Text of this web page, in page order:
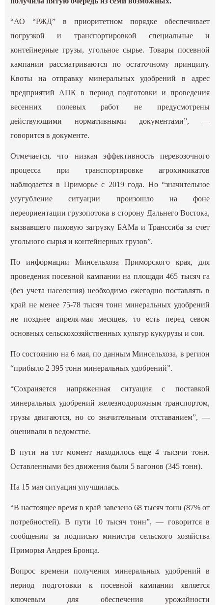
“АО “РЖД” в приоритетном порядке обеспечивает
погрузкой и транспортировкой специальные и
контейнерные грузы, угольное сырье. Товары посевной
кампании рассматриваются по остаточному принципу.
Квоты на отправку минеральных удобрений в адрес
предприятий АПК в период подготовки и проведения
весенних полевых работ не предусмотрены
действующими нормативными документами”, —
говорится в документе.
Отмечается, что низкая эффективность перевозочного
процесса при транспортировке агрохимикатов
наблюдается в Приморье с 2019 года. Но “значительное
усугубление ситуации произошло на фоне
переориентации грузопотока в сторону Дальнего Востока,
вызвавшего пиковую загрузку БАМа и Транссиба за счет
угольного сырья и контейнерных грузов”.
По информации Минсельхоза Приморского края, для
проведения посевной кампании на площади 465 тысяч га
(без учета населения) необходимо ежегодно поставлять в
край не менее 75-78 тысяч тонн минеральных удобрений
не позднее апреля-мая месяцев, то есть перед севом
основных сельскохозяйственных культур кукурузы и сои.
По состоянию на 6 мая, по данным Минсельхоза, в регион
“прибыло 2 395 тонн минеральных удобрений”.
“Сохраняется напряженная ситуация с поставкой
минеральных удобрений железнодорожным транспортом,
грузы двигаются, но со значительным отставанием”, —
оценивали в ведомстве.
В пути на тот момент находилось еще 4 тысячи тонн.
Оставленными без движения были 5 вагонов (345 тонн).
На 15 мая ситуация улучшилась.
“В настоящее время в край завезено 68 тысяч тонн (87% от
потребностей). В пути 10 тысяч тонн”, — говорится в
сообщении за подписью министра сельского хозяйства
Приморья Андрея Бронца.
Вопрос времени получения минеральных удобрений в
период подготовки к посевной кампании является
ключевым для обеспечения урожайности